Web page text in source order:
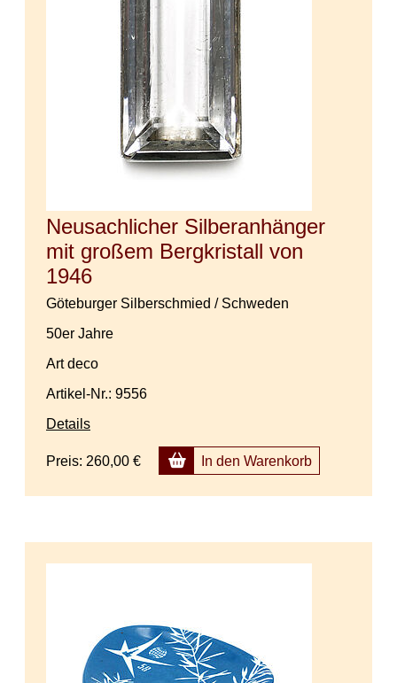
Neusachlicher Silberanhänger
mit großem Bergkristall von
1946
Göteburger Silberschmied / Schweden
50er Jahre
Art deco
Artikel-Nr.: 9556
Details
Preis: 260,00 € In den Warenkorb